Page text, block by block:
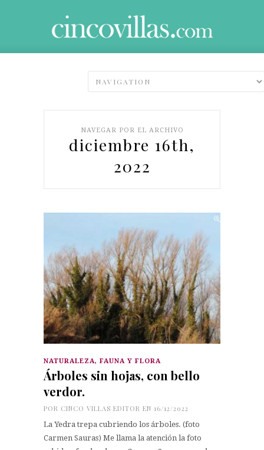
NAVEGAR POR EL ARCHIVO
diciembre 16th,
2022
NATURALEZA, FAUNA Y FLORA
Árboles sin hojas, con bello
verdor.
POR CINCO VILLAS EDITOR EN 16/12/2022
La Yedra trepa cubriendo los árboles. (foto
Carmen Sauras) Me llama la atención la foto